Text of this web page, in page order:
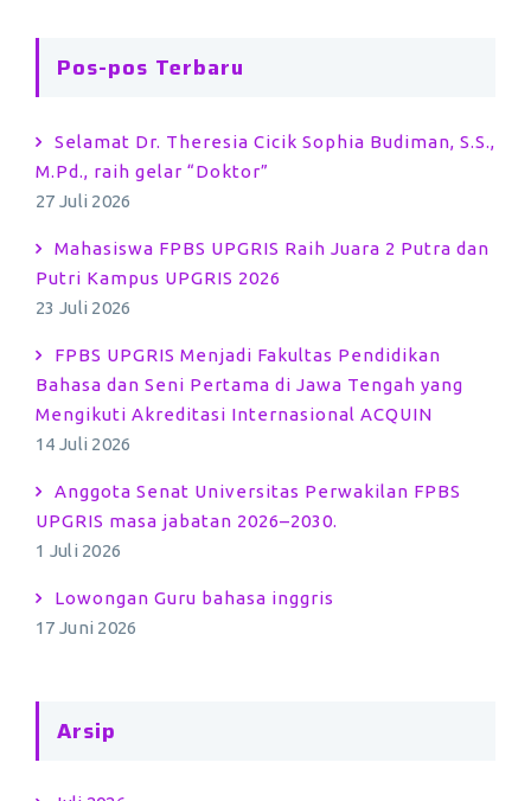
Pos-pos Terbaru
Selamat Dr. Theresia Cicik Sophia Budiman, S.S.,
M.Pd., raih gelar “Doktor”
27 Juli 2026
Mahasiswa FPBS UPGRIS Raih Juara 2 Putra dan
Putri Kampus UPGRIS 2026
23 Juli 2026
FPBS UPGRIS Menjadi Fakultas Pendidikan
Bahasa dan Seni Pertama di Jawa Tengah yang
Mengikuti Akreditasi Internasional ACQUIN
14 Juli 2026
Anggota Senat Universitas Perwakilan FPBS
UPGRIS masa jabatan 2026–2030.
1 Juli 2026
Lowongan Guru bahasa inggris
17 Juni 2026
Arsip